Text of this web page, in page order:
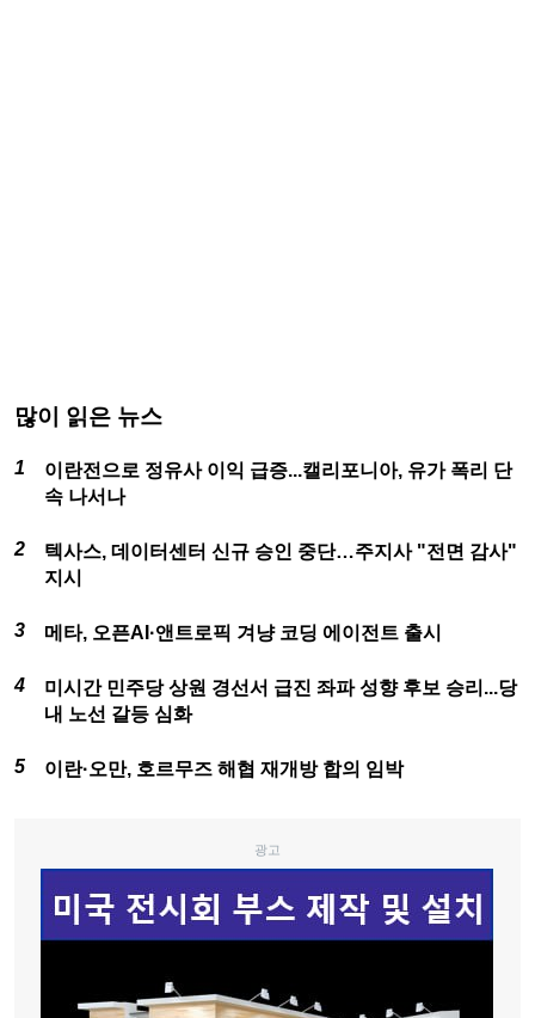
많이 읽은 뉴스
이란전으로 정유사 이익 급증...캘리포니아, 유가 폭리 단
속 나서나
텍사스, 데이터센터 신규 승인 중단…주지사 "전면 감사"
지시
메타, 오픈AI·앤트로픽 겨냥 코딩 에이전트 출시
미시간 민주당 상원 경선서 급진 좌파 성향 후보 승리...당
내 노선 갈등 심화
이란·오만, 호르무즈 해협 재개방 합의 임박